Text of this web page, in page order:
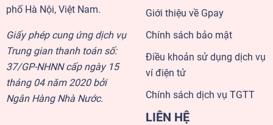
phố Hà Nội, Việt Nam.
Giấy phép cung ứng dịch vụ
Trung gian thanh toán số:
37/GP-NHNN cấp ngày 15
tháng 04 năm 2020 bởi
Ngân Hàng Nhà Nước.
Giới thiệu về Gpay
Chính sách bảo mật
Điều khoản sử dụng dịch vụ
ví điện tử
Chính sách dịch vụ TGTT
LIÊN HỆ